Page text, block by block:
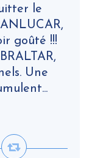
le
goûté !!!
Une